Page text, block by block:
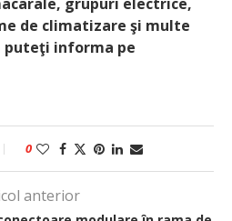
de climatizare şi multe
puteţi informa pe
0
anterior